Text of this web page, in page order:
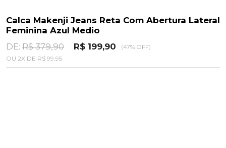
Calca Makenji Jeans Reta Com Abertura Lateral
Feminina Azul Medio
DE: R$ 379,90 R$ 199,90
(47% OFF)
OU 2X DE R$ 99,95